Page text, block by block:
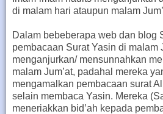
di malam hari ataupun malam
Dalam bebeberapa web dan blog
pembacaan Surat Yasin di malam
menganjurkan/ mensunnahkan
malam Jum’at, padahal mereka
mengamalkan pembacaan surat
selain membaca Yasin. Mereka
meneriakkan bid’ah kepada